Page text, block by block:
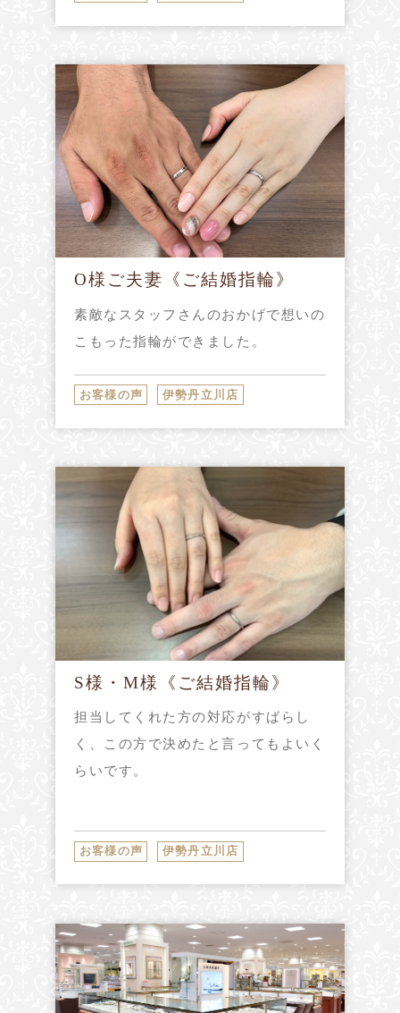
O様ご夫妻《ご結婚指輪》
素敵なスタッフさんのおかげで想いの
こもった指輪ができました。
お客様の声 伊勢丹立川店
S様・M様《ご結婚指輪》
担当してくれた方の対応がすばらし
く、この方で決めたと言ってもよいく
らいです。
お客様の声 伊勢丹立川店